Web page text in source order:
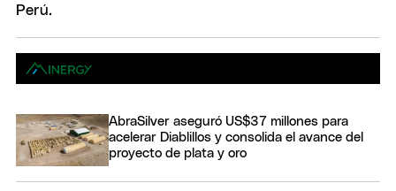
AbraSilver aseguró US$37 millones para
acelerar Diablillos y consolida el avance del
proyecto de plata y oro